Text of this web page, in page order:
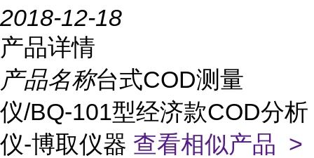
2018-12-18
产品详情
产品名称台式COD测量
仪/BQ-101型经济款COD分析
仪-博取仪器 查看相似产品 >